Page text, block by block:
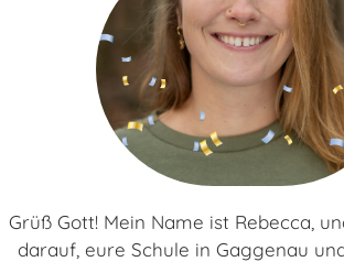
Grüß Gott! Mein Name ist Rebecca,
darauf, eure Schule in Gaggenau